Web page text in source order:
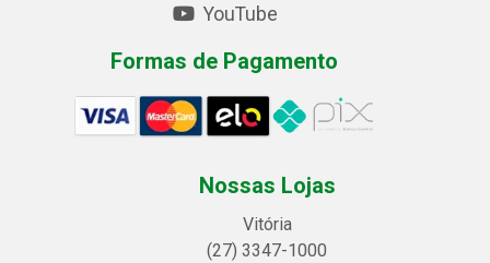
YouTube
Formas de Pagamento
Nossas Lojas
Vitória
(27) 3347-1000